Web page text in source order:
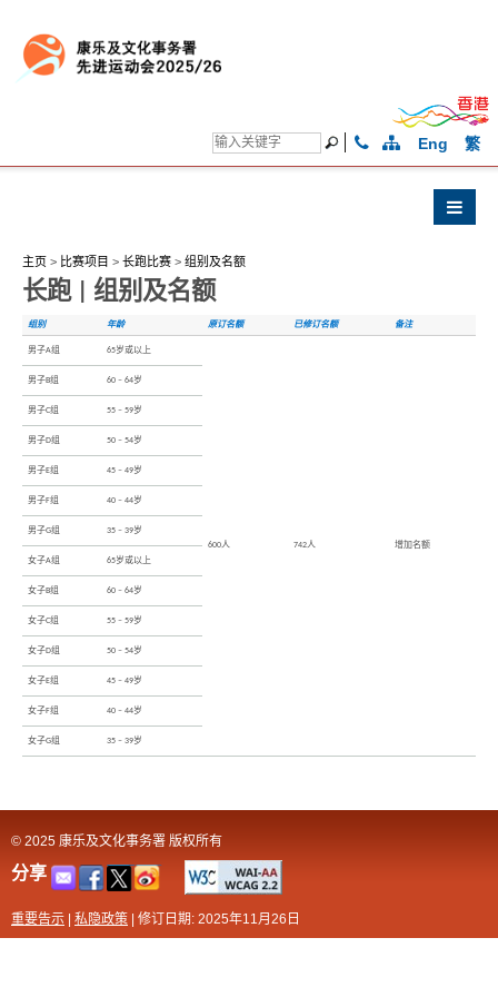
Eng 繁
主页 > 比赛项目 > 长跑比赛 > 组别及名额
长跑 | 组别及名额
组别 年龄 原订名额 已修订名额 备注
男子A组 65岁或以上
600人 742人 增加名额
男子B组 60 – 64岁
男子C组 55 – 59岁
男子D组 50 – 54岁
男子E组 45 – 49岁
男子F组 40 – 44岁
男子G组 35 – 39岁
女子A组 65岁或以上
女子B组 60 – 64岁
女子C组 55 – 59岁
女子D组 50 – 54岁
女子E组 45 – 49岁
女子F组 40 – 44岁
女子G组 35 – 39岁
© 2025 康乐及文化事务署 版权所有
分享
重要告示 私隐政策 修订日期: 2025年11月26日